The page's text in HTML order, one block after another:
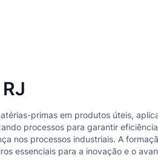
primas em produtos úteis,
processos para garantir
nos processos industriais. A
essenciais para a inovação e o